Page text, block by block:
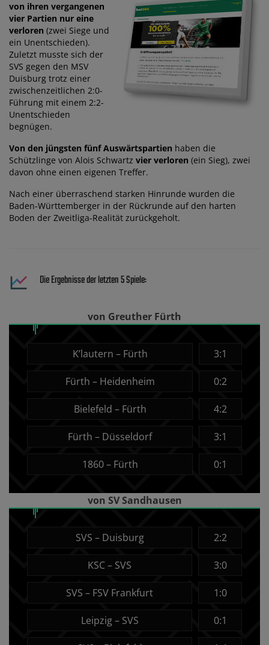
von ihren vergangenen
vier Partien nur eine
verloren (zwei Siege und
ein Unentschieden).
Zuletzt musste sich der
SVS gegen den MSV
Duisburg trotz einer
zwischenzeitlichen 2:0-
Führung mit einem 2:2-
Unentschieden
begnügen.
Von den jüngsten fünf Auswärtspartien haben die
Schützlinge von Alois Schwartz vier verloren (ein Sieg), zwei
davon ohne einen eigenen Treffer.
Nach einer überraschend starken Hinrunde wurden die
Baden-Württemberger in der Rückrunde auf den harten
Boden der Zweitliga-Realität zurückgeholt.
Die Ergebnisse der letzten 5 Spiele:
von Greuther Fürth
K’lautern – Fürth 3:1
Fürth – Heidenheim 0:2
Bielefeld – Fürth 4:2
Fürth – Düsseldorf 3:1
1860 – Fürth 0:1
von SV Sandhausen
SVS – Duisburg 2:2
KSC – SVS 3:0
SVS – FSV Frankfurt 1:0
Leipzig – SVS 0:1